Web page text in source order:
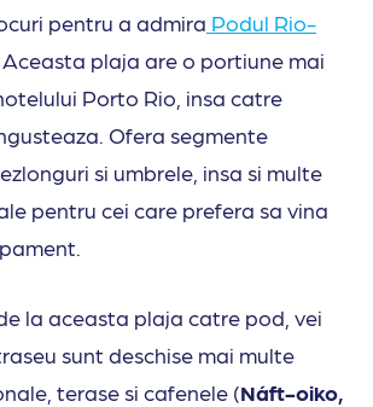
pentru a admira Podul Rio-
Aceasta plaja are o portiune mai
Porto Rio, insa catre
Ofera segmente
si umbrele, insa si multe
pentru cei care prefera sa vina
la aceasta plaja catre pod, vei
sunt deschise mai multe
terase si cafenele (Náft-oiko,